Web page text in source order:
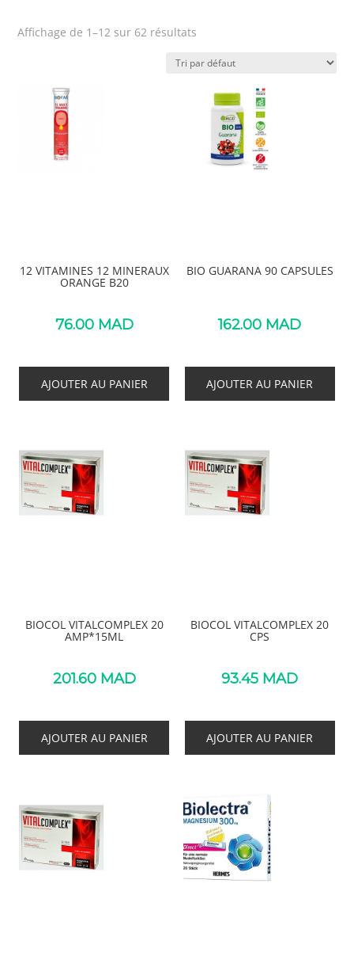
Affichage de 1–12 sur 62 résultats
12 VITAMINES 12 MINERAUX
ORANGE B20
76.00 MAD
AJOUTER AU PANIER
BIO GUARANA 90 CAPSULES
162.00 MAD
AJOUTER AU PANIER
BIOCOL VITALCOMPLEX 20
AMP*15ML
201.60 MAD
AJOUTER AU PANIER
BIOCOL VITALCOMPLEX 20
CPS
93.45 MAD
AJOUTER AU PANIER